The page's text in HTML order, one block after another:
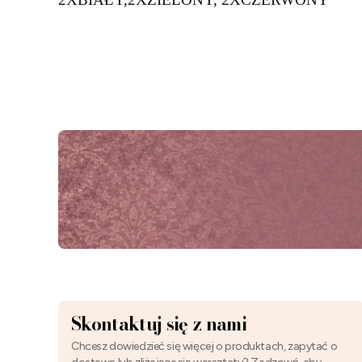
Skontaktuj się z nami
Chcesz dowiedzieć się więcej o produktach, zapytać o